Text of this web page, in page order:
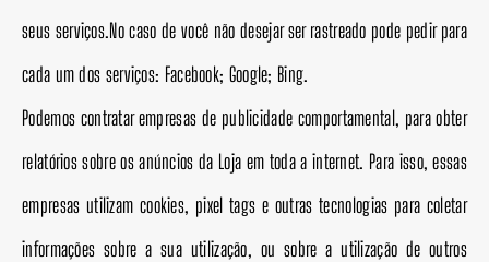
seus serviços.No caso de você não desejar ser rastreado pode pedir para
cada um dos serviços: Facebook; Google; Bing.
Podemos contratar empresas de publicidade comportamental, para obter
relatórios sobre os anúncios da Loja em toda a internet. Para isso, essas
empresas utilizam cookies, pixel tags e outras tecnologias para coletar
informações sobre a sua utilização, ou sobre a utilização de outros